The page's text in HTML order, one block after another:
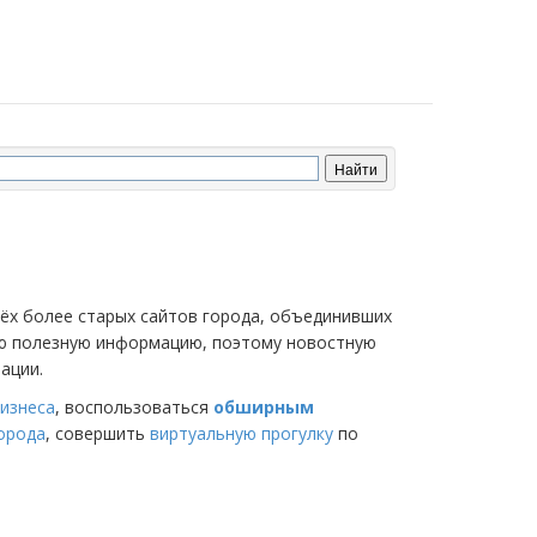
более старых сайтов города, объединивших
полезную информацию, поэтому новостную
, воспользоваться обширным
, совершить виртуальную прогулку по